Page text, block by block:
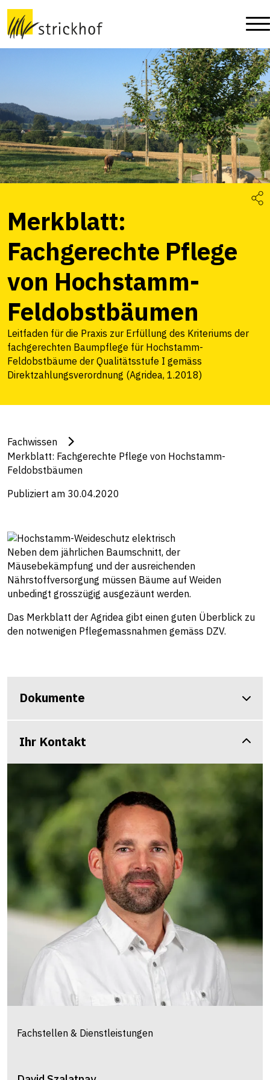
Merkblatt:
Fachgerechte Pflege
von Hochstamm-
Feldobstbäumen
Leitfaden für die Praxis zur Erfüllung des Kriteriums der
fachgerechten Baumpflege für Hochstamm-
Feldobstbäume der Qualitätsstufe I gemäss
Direktzahlungsverordnung (Agridea, 1.2018)
Fachwissen
Merkblatt: Fachgerechte Pflege von Hochstamm-
Feldobstbäumen
Publiziert am 30.04.2020
Neben dem jährlichen Baumschnitt, der
Mäusebekämpfung und der ausreichenden
Nährstoffversorgung müssen Bäume auf Weiden
unbedingt grosszügig ausgezäunt werden.
Das Merkblatt der Agridea gibt einen guten Überblick zu
den notwenigen Pflegemassnahmen gemäss DZV.
Dokumente
Ihr Kontakt
Fachstellen & Dienstleistungen